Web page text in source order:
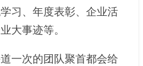
习、年度表彰、企业活
大事迹等。
一次的团队聚首都会给